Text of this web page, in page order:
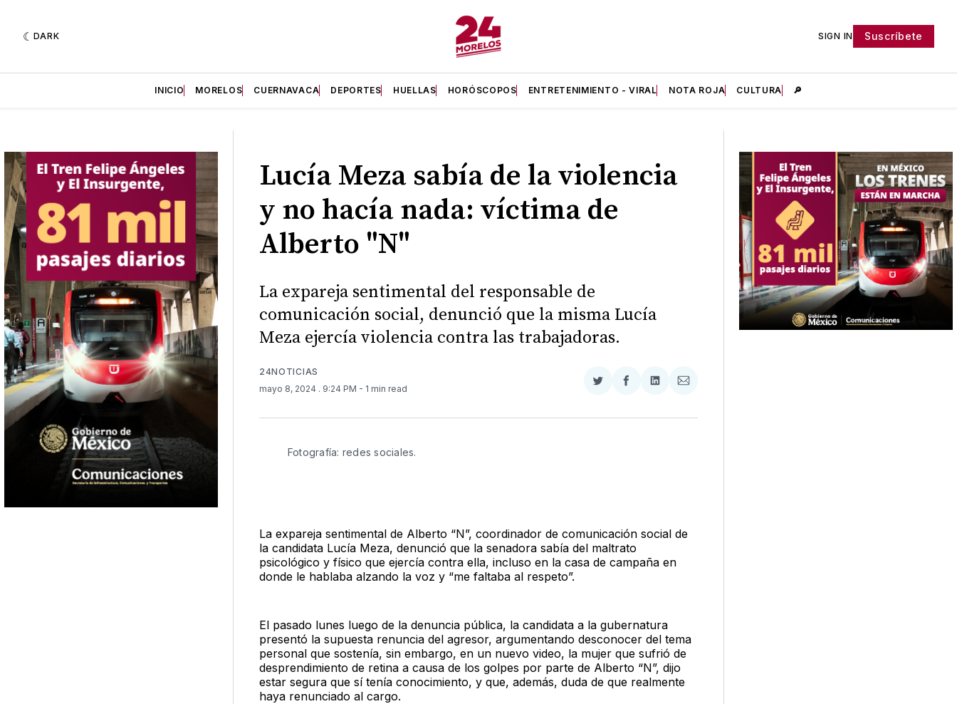
DARK SIGN IN Suscríbete
INICIO MORELOS CUERNAVACA DEPORTES HUELLAS HORÓSCOPOS ENTRETENIMIENTO - VIRAL NOTA ROJA CULTURA 🔎
Lucía Meza sabía de la violencia
y no hacía nada: víctima de
Alberto "N"
La expareja sentimental del responsable de
comunicación social, denunció que la misma Lucía
Meza ejercía violencia contra las trabajadoras.
24NOTICIAS
mayo 8, 2024 . 9:24 PM - 1 min read
Compartir
Twitter
Compartir
Facebook
Compartir
LinkedIn
Compartir
Email
Fotografía: redes sociales.
La expareja sentimental de Alberto “N”, coordinador de comunicación social de
la candidata Lucía Meza, denunció que la senadora sabía del maltrato
psicológico y físico que ejercía contra ella, incluso en la casa de campaña en
donde le hablaba alzando la voz y “me faltaba al respeto”.
El pasado lunes luego de la denuncia pública, la candidata a la gubernatura
presentó la supuesta renuncia del agresor, argumentando desconocer del tema
personal que sostenía, sin embargo, en un nuevo video, la mujer que sufrió de
desprendimiento de retina a causa de los golpes por parte de Alberto “N”, dijo
estar segura que sí tenía conocimiento, y que, además, duda de que realmente
haya renunciado al cargo.